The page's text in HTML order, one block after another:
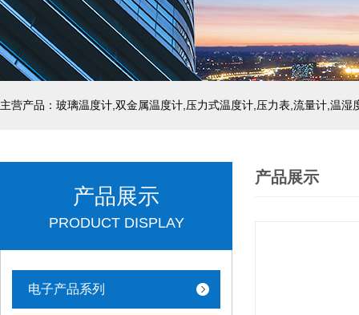
产品展示
PRODUCT DISPLAY
电子产品系列
产品展示